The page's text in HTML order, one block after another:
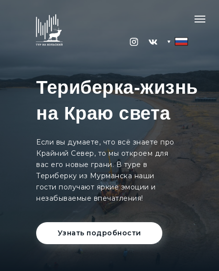
Если вы думаете, что всё знаете про
Крайний Север, то мы откроем для
вас его новые грани. В туре в
Териберку из Мурманска наши
гости получают яркие эмоции и
незабываемые впечатления!
Узнать подробности
Териберка-жизнь
на Краю света